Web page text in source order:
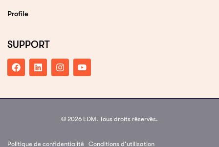
Profile
SUPPORT
© 2026 EDM. Tous droits réservés.
Politique de confidentialité Conditions d’utilisation